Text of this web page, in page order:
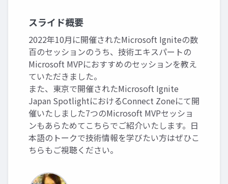
スライド概要
2022年10月に開催されたMicrosoft Igniteの数
百のセッションのうち、技術エキスパートの
Microsoft MVPにおすすめのセッションを教え
ていただきました。
また、東京で開催されたMicrosoft Ignite
Japan SpotlightにおけるConnect Zoneにて開
催いたしました7つのMicrosoft MVPセッショ
ンもあらためてこちらでご紹介いたします。日
本語のトークで技術情報を学びたい方はぜひこ
ちらもご視聴ください。